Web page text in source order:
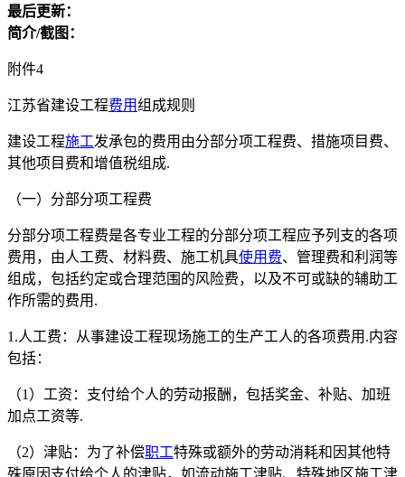
最后更新：
简介/截图：
附件4
江苏省建设工程费用组成规则
建设工程施工发承包的费用由分部分项工程费、措施项目费、
其他项目费和增值税组成.
（一）分部分项工程费
分部分项工程费是各专业工程的分部分项工程应予列支的各项
费用，由人工费、材料费、施工机具使用费、管理费和利润等
组成，包括约定或合理范围的风险费，以及不可或缺的辅助工
作所需的费用.
1.人工费：从事建设工程现场施工的生产工人的各项费用.内容
包括：
（1）工资：支付给个人的劳动报酬，包括奖金、补贴、加班
加点工资等.
（2）津贴：为了补偿职工特殊或额外的劳动消耗和因其他特